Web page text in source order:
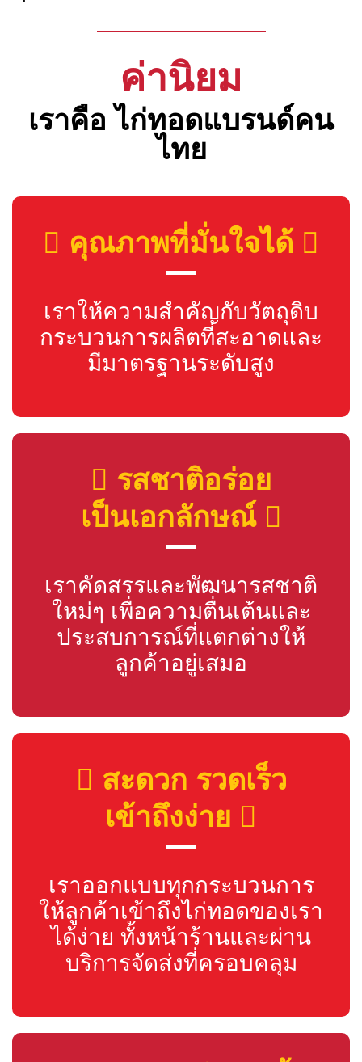
ค่านิยม
เราคือ ไก่ทอดแบรนด์คน
ไทย
คุณภาพที่มั่นใจได้
เราให้ความสำคัญกับวัตถุดิบ
กระบวนการผลิตที่สะอาดและ
มีมาตรฐานระดับสูง
รสชาติอร่อย
เป็นเอกลักษณ์
เราคัดสรรและพัฒนารสชาติ
ใหม่ๆ เพื่อความตื่นเต้นและ
ประสบการณ์ที่แตกต่างให้
ลูกค้าอยู่เสมอ
สะดวก รวดเร็ว
เข้าถึงง่าย
เราออกแบบทุกกระบวนการ
ให้ลูกค้าเข้าถึงไก่ทอดของเรา
ได้ง่าย ทั้งหน้าร้านและผ่าน
บริการจัดส่งที่ครอบคลุม